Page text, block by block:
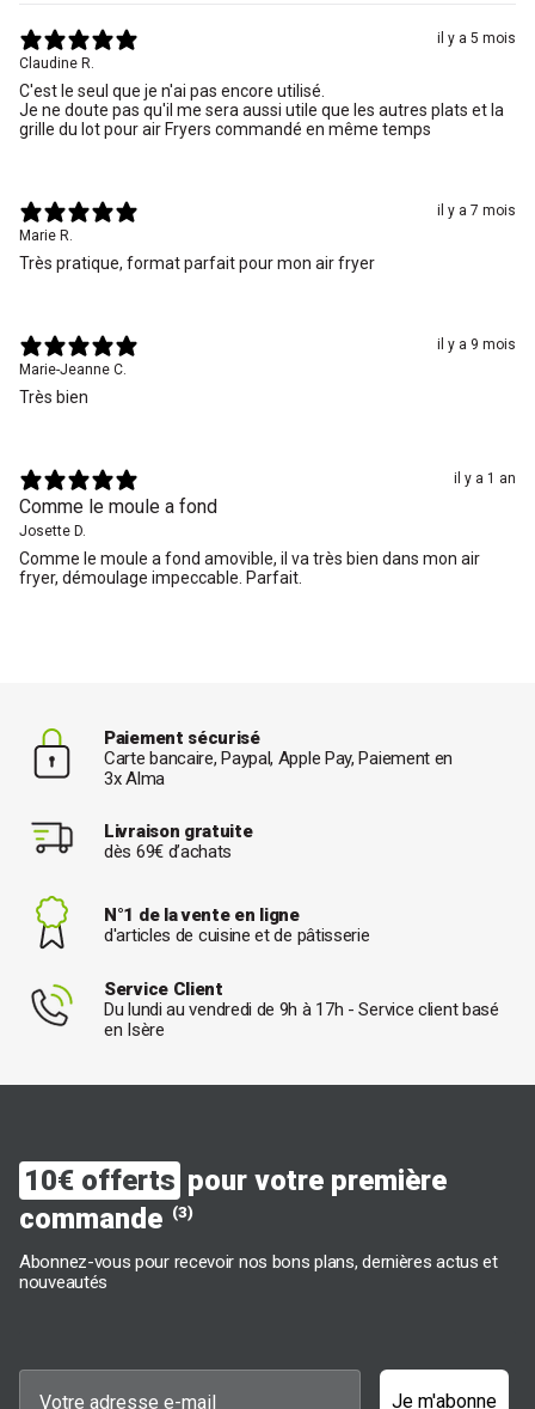
il y a 5 mois
Claudine R.
C'est le seul que je n'ai pas encore utilisé.
Je ne doute pas qu'il me sera aussi utile que les autres plats et la
grille du lot pour air Fryers commandé en même temps
il y a 7 mois
Marie R.
Très pratique, format parfait pour mon air fryer
il y a 9 mois
Marie-Jeanne C.
Très bien
il y a 1 an
Comme le moule a fond
Josette D.
Comme le moule a fond amovible, il va très bien dans mon air
fryer, démoulage impeccable. Parfait.
Paiement sécurisé
Carte bancaire, Paypal, Apple Pay, Paiement en
3x Alma
Livraison gratuite
dès 69€ d’achats
N°1 de la vente en ligne
d'articles de cuisine et de pâtisserie
Service Client
Du lundi au vendredi de 9h à 17h - Service client basé
en Isère
10€ offerts pour votre première
commande (3)
Abonnez-vous pour recevoir nos bons plans, dernières actus et
nouveautés
Je m'abonne